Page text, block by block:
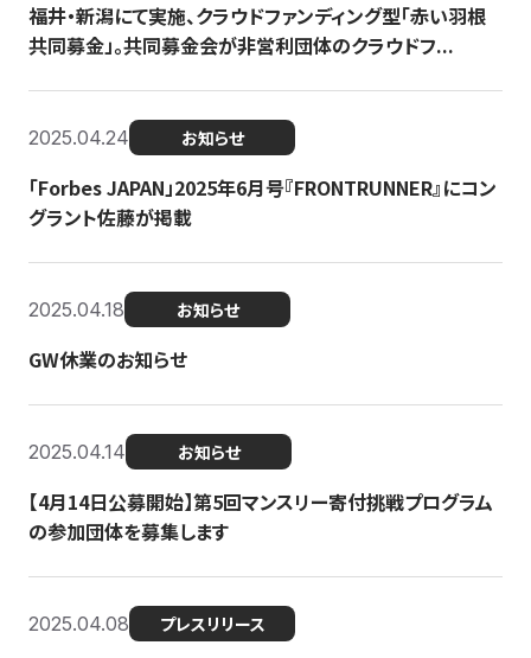
福井・新潟にて実施、クラウドファンディング型「赤い羽根
共同募金」。共同募金会が非営利団体のクラウドフ...
2025.04.24 お知らせ
「Forbes JAPAN」2025年6月号『FRONTRUNNER』にコン
グラント佐藤が掲載
2025.04.18 お知らせ
GW休業のお知らせ
2025.04.14 お知らせ
【4月14日公募開始】第5回マンスリー寄付挑戦プログラム
の参加団体を募集します
2025.04.08 プレスリリース